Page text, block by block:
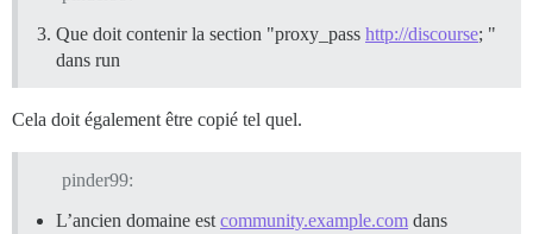
Que doit contenir la section "proxy_pass http://discourse; "
dans run
Cela doit également être copié tel quel.
pinder99:
L’ancien domaine est community.example.com dans